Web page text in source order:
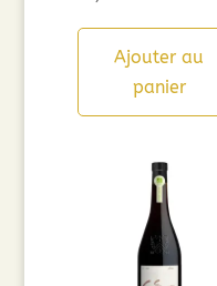
Ajouter au
panier